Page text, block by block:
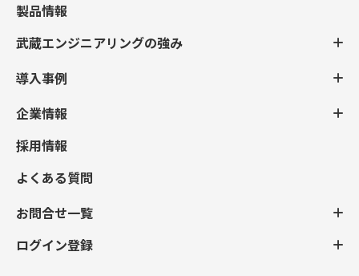
製品情報
武蔵エンジニアリングの強み
導入事例
企業情報
採用情報
よくある質問
お問合せ一覧
ログイン登録